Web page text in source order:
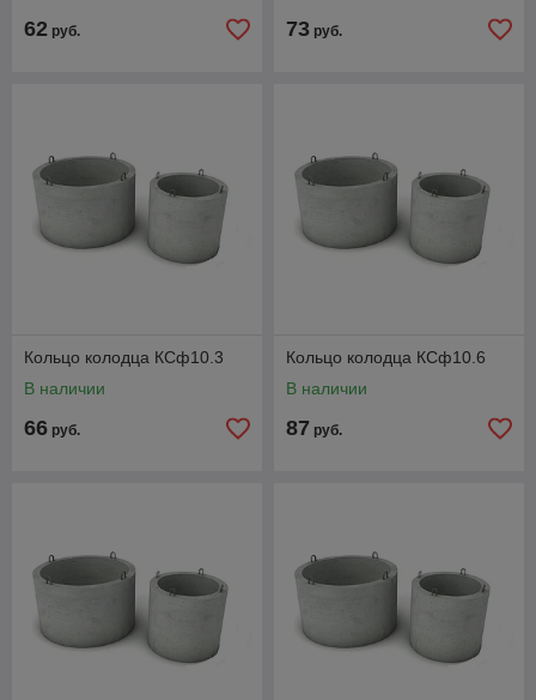
62 руб. 73 руб.
Кольцо колодца КСф10.3
В наличии
66 руб.
Кольцо колодца КСф10.6
В наличии
87 руб.